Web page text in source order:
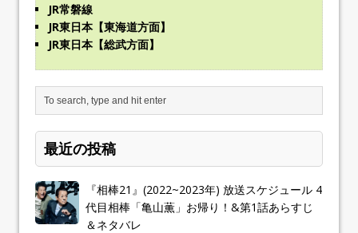
JR常磐線
JR東日本【東海道方面】
JR東日本【総武方面】
最近の投稿
『相棒21』(2022~2023年) 放送スケジュール 4
代目相棒「亀山薫」お帰り！&第1話あらすじ
＆ネタバレ